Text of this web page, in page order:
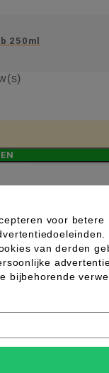
250ml
voor betere
van derden
bijbehorende